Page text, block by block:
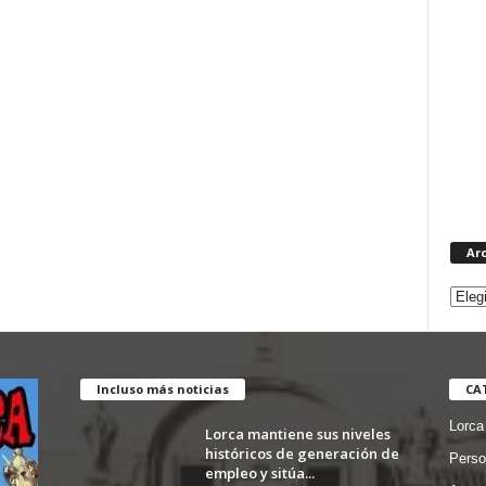
Incluso más noticias
Lorca mantiene sus niveles
históricos de generación de
empleo y sitúa...
Lorca